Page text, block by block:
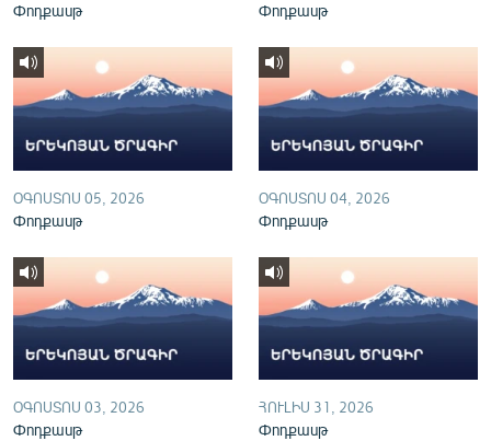
English
Русский
ՀԵՏԵՎԵՔ ՄԵԶ
«Ազատության» բոլոր կայքերը
Փոդքասթ Փոդքասթ
ՕԳՈՍՏՈՍ 05, 2026
Փոդքասթ
ՕԳՈՍՏՈՍ 04, 2026
Փոդքասթ
ՕԳՈՍՏՈՍ 03, 2026
Փոդքասթ
ՀՈՒԼԻՍ 31, 2026
Փոդքասթ